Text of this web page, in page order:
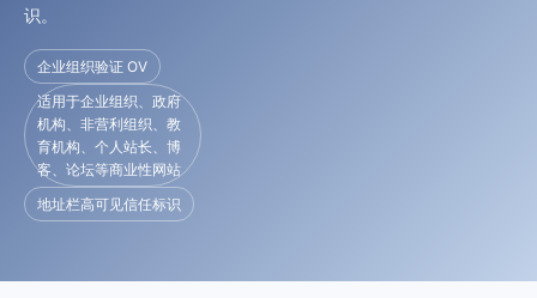
识。
企业组织验证 OV
适用于企业组织、政府
机构、非营利组织、教
育机构、个人站长、博
客、论坛等商业性网站
地址栏高可见信任标识